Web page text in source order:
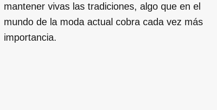
mantener vivas las tradiciones, algo que en el
mundo de la moda actual cobra cada vez más
importancia.